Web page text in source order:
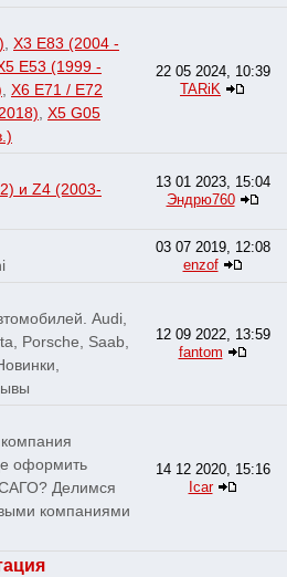
, X3 E83 (2004 -
E53 (1999 -
, X6 E71 / E72
, X5 G05
22 05 2024, 10:39
TARiK
и Z4 (2003-
13 01 2023, 15:04
Эндрю760
03 07 2019, 12:08
enzof
Audi,
Porsche, Saab,
12 09 2022, 13:59
fantom
оформить
Делимся
компаниями
14 12 2020, 15:16
Icar